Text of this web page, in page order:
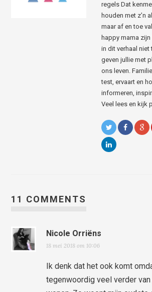
regels Dat
houden met z’n
maar af en toe
happy mama
in dit verhaal niet
geven jullie met
ons leven.
test, ervaart en
informeren,
Veel lees en kijk
11 COMMENTS
Nicole Orriëns
18 mei 2018 om 10:06
Ik denk dat het ook komt
tegenwoordig veel verder van